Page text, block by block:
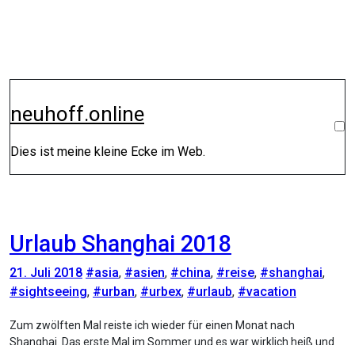
neuhoff.online
Dies ist meine kleine Ecke im Web.
Urlaub Shanghai 2018
21. Juli 2018 #asia, #asien, #china, #reise, #shanghai,
#sightseeing, #urban, #urbex, #urlaub, #vacation
Zum zwölften Mal reiste ich wieder für einen Monat nach
Shanghai. Das erste Mal im Sommer und es war wirklich heiß und